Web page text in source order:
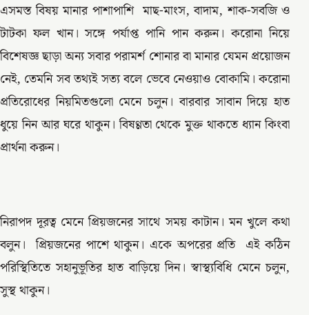
এসমস্ত বিষয় মানার পাশাপাশি মাছ-মাংস, বাদাম, শাক-সবজি ও
টাটকা ফল খান। সঙ্গে পর্যাপ্ত পানি পান করুন। করোনা নিয়ে
বিশেষজ্ঞ ছাড়া অন্য সবার পরামর্শ শোনার বা মানার যেমন প্রয়োজন
নেই, তেমনি সব তথ্যই সত্য বলে ভেবে নেওয়াও বোকামি। করোনা
প্রতিরোধের নিয়মিতগুলো মেনে চলুন। বারবার সাবান দিয়ে হাত
ধুয়ে নিন আর ঘরে থাকুন। বিষণ্ণতা থেকে মুক্ত থাকতে ধ্যান কিংবা
প্রার্থনা করুন।
নিরাপদ দূরত্ব মেনে প্রিয়জনের সাথে সময় কাটান। মন খুলে কথা
বলুন। প্রিয়জনের পাশে থাকুন। একে অপরের প্রতি এই কঠিন
পরিস্থিতিতে সহানুভূতির হাত বাড়িয়ে দিন। স্বাস্থ্যবিধি মেনে চলুন,
সুস্থ থাকুন।